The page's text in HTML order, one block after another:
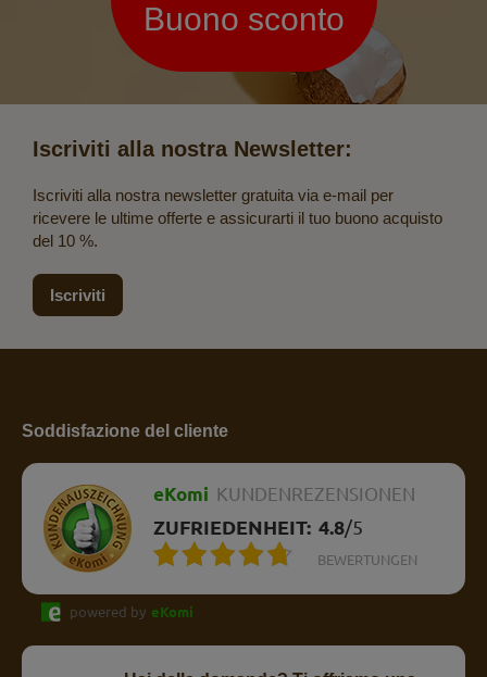
Buono sconto
Iscriviti alla nostra Newsletter:
Iscriviti alla nostra newsletter gratuita via e-mail per
ricevere le ultime offerte e assicurarti il tuo buono acquisto
del 10 %.
Iscriviti
Soddisfazione del cliente
eKomi KUNDENREZENSIONEN
ZUFRIEDENHEIT: 4.8/5
BEWERTUNGEN
powered by eKomi